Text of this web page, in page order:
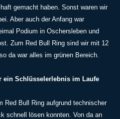
gemacht haben. Sonst waren wir
Aber auch der Anfang war
Podium in Oschersleben und
Zum Red Bull Ring sind wir mit 12
da war alles im grünen Bereich.
ein Schlüsselerlebnis im Laufe
Red Bull Ring aufgrund technischer
schnell lösen konnten. Von da an